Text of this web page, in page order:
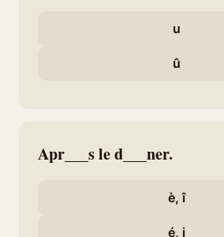
u
û
Apr___s le d___ner.
è, î
é, i